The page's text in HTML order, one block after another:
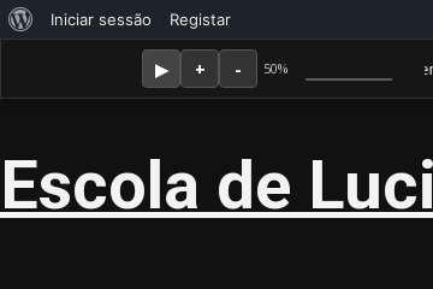
50%
Membro Amor ganha jornal mensal + aula
Sobre
WordPress
Iniciar sessão Registar
Escola de